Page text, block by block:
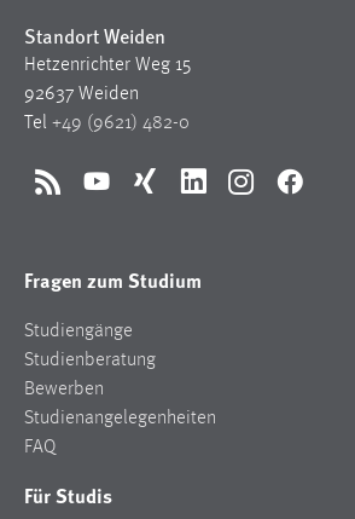
Standort Weiden
Hetzenrichter Weg 15
92637 Weiden
Tel +49 (9621) 482-0
RSS YouTubeXing LinkedInInstagramFacebook
Fragen zum Studium
Studiengänge
Studienberatung
Bewerben
Studienangelegenheiten
FAQ
Für Studis